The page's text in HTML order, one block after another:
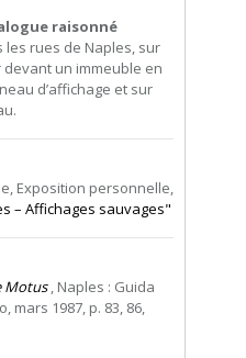
raisonné
rues de Naples, sur
un immeuble en
d’affichage et sur
Exposition personnelle,
– Affichages sauvages"
Motus, Naples : Guida
mars 1987, p. 83, 86,